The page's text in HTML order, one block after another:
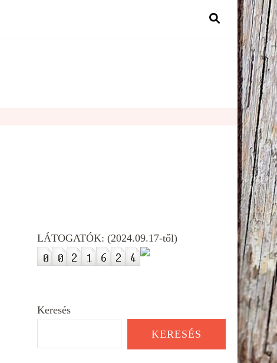
LÁTOGATÓK: (2024.09.17-től)
Keresés
KERESÉS